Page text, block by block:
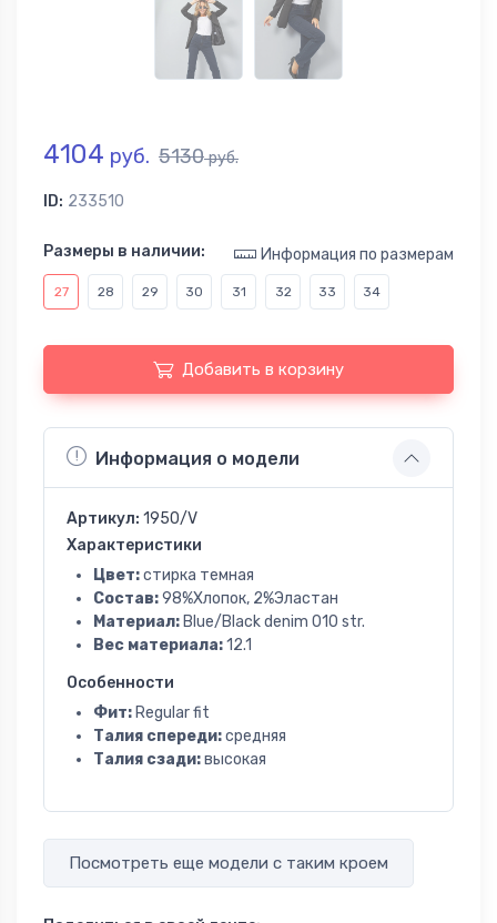
4104 руб. 5130руб.
ID: 233510
Размеры в наличии: Информация по размерам
27 28 29 30 31 32 33 34
Добавить в корзину
Информация о модели
Артикул: 1950/V
Характеристики
Цвет:стирка темная
Состав:98%Хлопок, 2%Эластан
Материал: Blue/Black denim 010 str.
Вес материала:12.1
Особенности
Фит: Regular fit
Талия спереди:средняя
Талия сзади:высокая
Посмотреть еще модели с таким кроем